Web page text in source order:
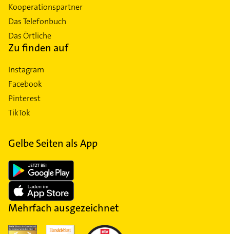
Kooperationspartner
Das Telefonbuch
Das Örtliche
Zu finden auf
Instagram
Facebook
Pinterest
TikTok
Gelbe Seiten als App
Mehrfach ausgezeichnet